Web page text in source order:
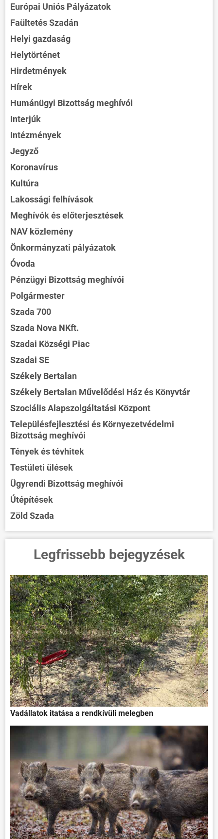
Európai Uniós Pályázatok
Faültetés Szadán
Helyi gazdaság
Helytörténet
Hirdetmények
Hírek
Humánügyi Bizottság meghívói
Interjúk
Intézmények
Jegyző
Koronavírus
Kultúra
Lakossági felhívások
Meghívók és előterjesztések
NAV közlemény
Önkormányzati pályázatok
Óvoda
Pénzügyi Bizottság meghívói
Polgármester
Szada 700
Szada Nova NKft.
Szadai Községi Piac
Szadai SE
Székely Bertalan
Székely Bertalan Művelődési Ház és Könyvtár
Szociális Alapszolgáltatási Központ
Településfejlesztési és Környezetvédelmi
Bizottság meghívói
Tények és tévhitek
Testületi ülések
Ügyrendi Bizottság meghívói
Útépítések
Zöld Szada
Legfrissebb bejegyzések
Vadállatok itatása a rendkívüli melegben